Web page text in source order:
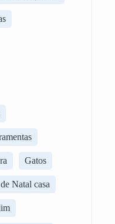
Gatos
Natal casa